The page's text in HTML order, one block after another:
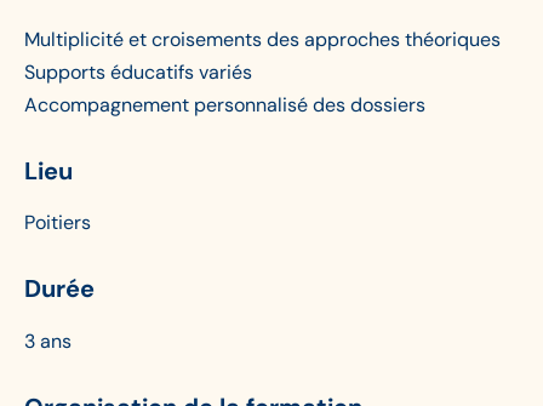
Multiplicité et croisements des approches théoriques
Supports éducatifs variés
Accompagnement personnalisé des dossiers
Lieu
Poitiers
Durée
3 ans